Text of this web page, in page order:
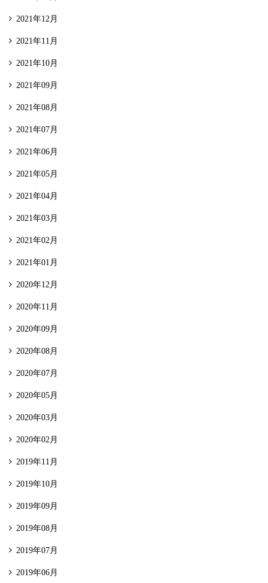
2021年12月
2021年11月
2021年10月
2021年09月
2021年08月
2021年07月
2021年06月
2021年05月
2021年04月
2021年03月
2021年02月
2021年01月
2020年12月
2020年11月
2020年09月
2020年08月
2020年07月
2020年05月
2020年03月
2020年02月
2019年11月
2019年10月
2019年09月
2019年08月
2019年07月
2019年06月